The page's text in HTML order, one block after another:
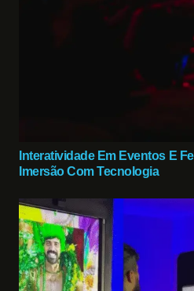
Interatividade Em Eventos E
Imersão Com Tecnologia